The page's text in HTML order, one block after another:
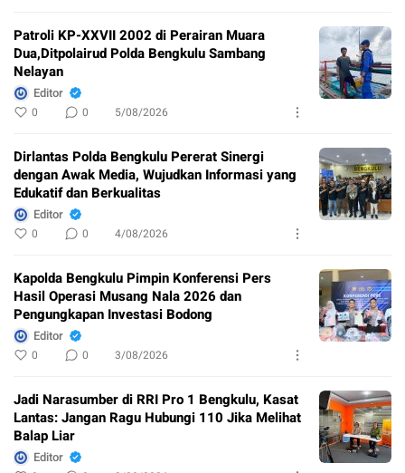
Patroli KP-XXVII 2002 di Perairan Muara
Dua,Ditpolairud Polda Bengkulu Sambang
Nelayan
Editor
0 0 5/08/2026
Dirlantas Polda Bengkulu Pererat Sinergi
dengan Awak Media, Wujudkan Informasi yang
Edukatif dan Berkualitas
Editor
0 0 4/08/2026
Kapolda Bengkulu Pimpin Konferensi Pers
Hasil Operasi Musang Nala 2026 dan
Pengungkapan Investasi Bodong
Editor
0 0 3/08/2026
Jadi Narasumber di RRI Pro 1 Bengkulu, Kasat
Lantas: Jangan Ragu Hubungi 110 Jika Melihat
Balap Liar
Editor